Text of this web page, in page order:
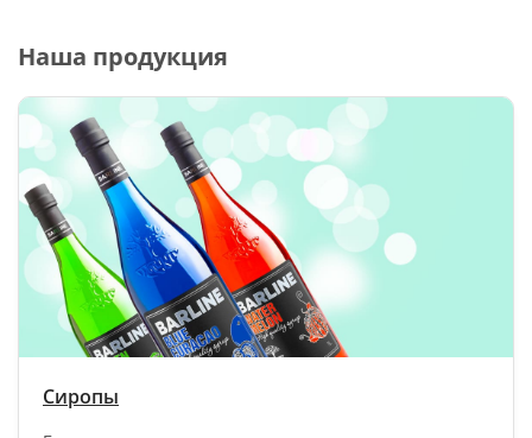
Наша продукция
Сиропы